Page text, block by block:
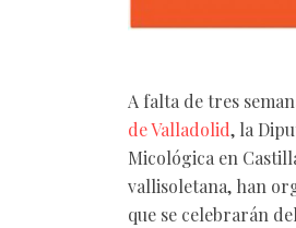
A falta de tres
de Valladolid, la
Micológica en
vallisoletana, han
que se celebrarán